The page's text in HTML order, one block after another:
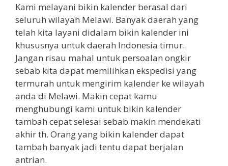
Kami melayani bikin kalender berasal dari
seluruh wilayah Melawi. Banyak daerah yang
telah kita layani didalam bikin kalender ini
khususnya untuk daerah Indonesia timur.
Jangan risau mahal untuk persoalan ongkir
sebab kita dapat memilihkan ekspedisi yang
termurah untuk mengirim kalender ke wilayah
anda di Melawi. Makin cepat kamu
menghubungi kami untuk bikin kalender
tambah cepat selesai sebab makin mendekati
akhir th. Orang yang bikin kalender dapat
tambah banyak jadi tentu dapat berjalan
antrian.